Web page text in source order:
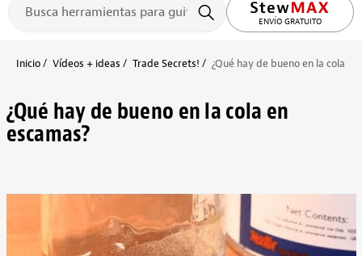
ENVÍO GRATUITO
Inicio Vídeos + ideas Trade Secrets! ¿Qué hay de bueno en la cola en
¿Qué hay de bueno en la cola en
escamas?